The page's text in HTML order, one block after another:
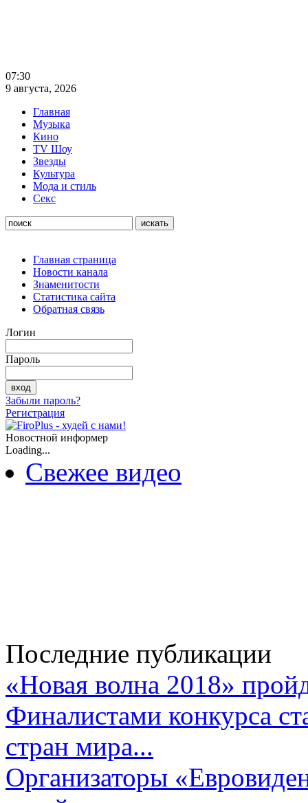
07:30
9 августа, 2026
Главная
Музыка
Кино
TV Шоу
Звезды
Культура
Мода и стиль
Секс
Главная страница
Новости канала
Знаменитости
Статистика сайта
Обратная связь
Логин
Пароль
Забыли пароль?
Регистрация
Новостной информер
Loading...
Свежее видео
Последние публикации
«Новая волна 2018»
Финалистами конкурса
стран мира...
Организаторы